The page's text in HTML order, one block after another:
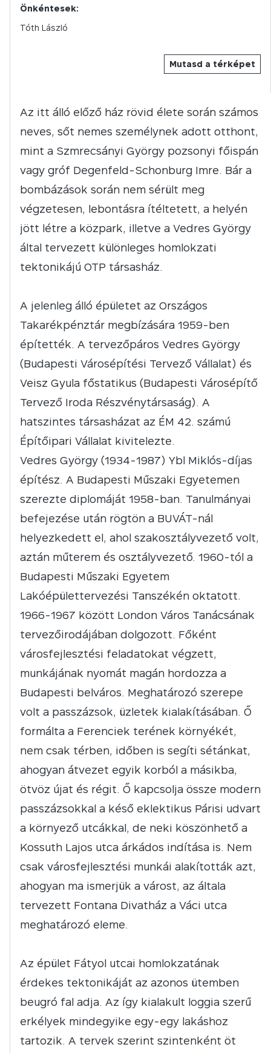
Mutasd a térképet
Önkéntesek:
Tóth László
Az itt álló előző ház rövid élete során számos
neves, sőt nemes személynek adott otthont,
mint a Szmrecsányi György pozsonyi főispán
vagy gróf Degenfeld-Schonburg Imre. Bár a
bombázások során nem sérült meg
végzetesen, lebontásra ítéltetett, a helyén
jött létre a közpark, illetve a Vedres György
által tervezett különleges homlokzati
tektonikájú OTP társasház.
A jelenleg álló épületet az Országos
Takarékpénztár megbízására 1959-ben
építették. A tervezőpáros Vedres György
(Budapesti Városépítési Tervező Vállalat) és
Veisz Gyula főstatikus (Budapesti Városépítő
Tervező Iroda Részvénytársaság). A
hatszintes társasházat az ÉM 42. számú
Építőipari Vállalat kivitelezte.
Vedres György (1934-1987) Ybl Miklós-díjas
építész. A Budapesti Műszaki Egyetemen
szerezte diplomáját 1958-ban. Tanulmányai
befejezése után rögtön a BUVÁT-nál
helyezkedett el, ahol szakosztályvezető volt,
aztán műterem és osztályvezető. 1960-tól a
Budapesti Műszaki Egyetem
Lakóépülettervezési Tanszékén oktatott.
1966-1967 között London Város Tanácsának
tervezőirodájában dolgozott. Főként
városfejlesztési feladatokat végzett,
munkájának nyomát magán hordozza a
Budapesti belváros. Meghatározó szerepe
volt a passzázsok, üzletek kialakításában. Ő
formálta a Ferenciek terének környékét,
nem csak térben, időben is segíti sétánkat,
ahogyan átvezet egyik korból a másikba,
ötvöz újat és régit. Ő kapcsolja össze modern
passzázsokkal a késő eklektikus Párisi udvart
a környező utcákkal, de neki köszönhető a
Kossuth Lajos utca árkádos indítása is. Nem
csak városfejlesztési munkái alakították azt,
ahogyan ma ismerjük a várost, az általa
tervezett Fontana Divatház a Váci utca
meghatározó eleme.
Az épület Fátyol utcai homlokzatának
érdekes tektonikáját az azonos ütemben
beugró fal adja. Az így kialakult loggia szerű
erkélyek mindegyike egy-egy lakáshoz
tartozik. A tervek szerint szintenként öt